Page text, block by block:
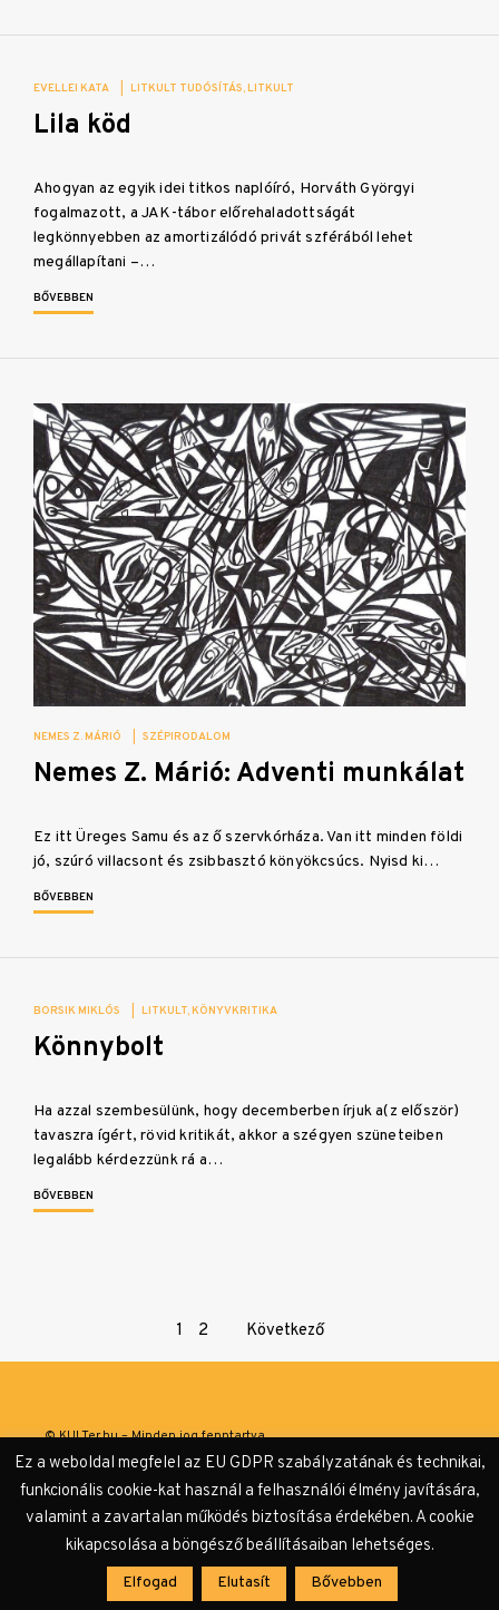
EVELLEI KATA LITKULT TUDÓSÍTÁS LITKULT
Lila köd
Ahogyan az egyik idei titkos naplóíró, Horváth Györgyi
fogalmazott, a JAK-tábor előrehaladottságát
legkönnyebben az amortizálódó privát szférából lehet
megállapítani –…
BŐVEBBEN
NEMES Z. MÁRIÓ SZÉPIRODALOM
Nemes Z. Márió: Adventi munkálat
Ez itt Üreges Samu és az ő szervkórháza. Van itt minden földi
jó, szúró villacsont és zsibbasztó könyökcsúcs. Nyisd ki…
BŐVEBBEN
BORSIK MIKLÓS LITKULT KÖNYVKRITIKA
Könnybolt
Ha azzal szembesülünk, hogy decemberben írjuk a(z először)
tavaszra ígért, rövid kritikát, akkor a szégyen szüneteiben
legalább kérdezzünk rá a…
BŐVEBBEN
1 2 Következő
© KULTer.hu – Minden jog fenntartva
Adatvédelmi tájékoztató
Ez a weboldal megfelel az EU GDPR szabályzatának és technikai,
funkcionális cookie-kat használ a felhasználói élmény javítására,
valamint a zavartalan működés biztosítása érdekében. A cookie
kikapcsolása a böngésző beállításaiban lehetséges.
Elfogad Elutasít Bővebben